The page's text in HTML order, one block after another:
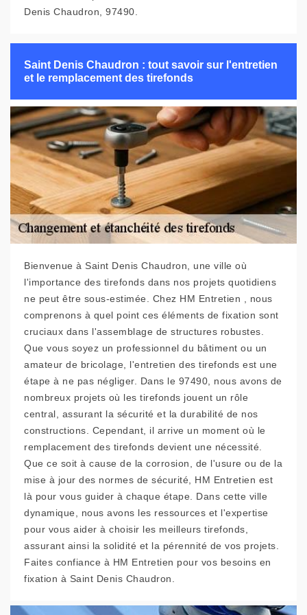
Denis Chaudron, 97490.
Saint Denis Chaudron : tout savoir sur l'entretien
et le remplacement des tirefonds
Bienvenue à Saint Denis Chaudron, une ville où
l'importance des tirefonds dans nos projets quotidiens
ne peut être sous-estimée. Chez HM Entretien , nous
comprenons à quel point ces éléments de fixation sont
cruciaux dans l'assemblage de structures robustes.
Que vous soyez un professionnel du bâtiment ou un
amateur de bricolage, l'entretien des tirefonds est une
étape à ne pas négliger. Dans le 97490, nous avons de
nombreux projets où les tirefonds jouent un rôle
central, assurant la sécurité et la durabilité de nos
constructions. Cependant, il arrive un moment où le
remplacement des tirefonds devient une nécessité.
Que ce soit à cause de la corrosion, de l'usure ou de la
mise à jour des normes de sécurité, HM Entretien est
là pour vous guider à chaque étape. Dans cette ville
dynamique, nous avons les ressources et l'expertise
pour vous aider à choisir les meilleurs tirefonds,
assurant ainsi la solidité et la pérennité de vos projets.
Faites confiance à HM Entretien pour vos besoins en
fixation à Saint Denis Chaudron.